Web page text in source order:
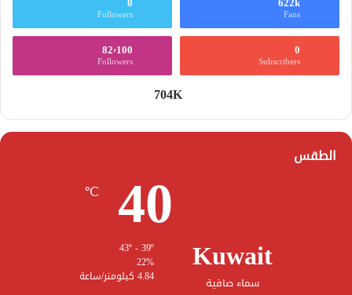
Fans
Followers
0
Subscribers
82٬100
Followers
704K
الطقس
Kuwait
سماء صافية
40
℃
22%
4.84 كيلومتر/ساعة